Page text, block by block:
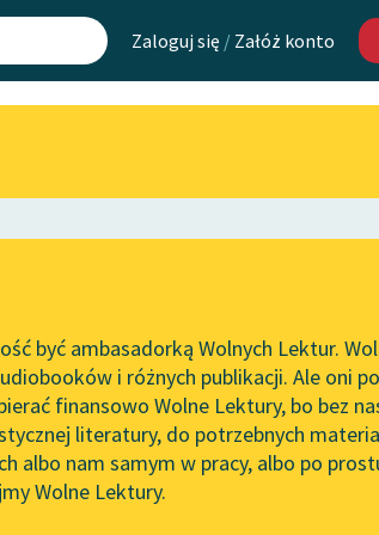
Zaloguj się / Załóż konto
Mapa Wolnych Lektur
Leśmianator
API
OAI-PMH
Widget Wolnych Lektur
Kontakt
O
Zasady
Wolnych
Logotypy
Materiały
być ambasadorką Wolnych Lektur.
i różnych publikacji. Ale oni
finansowo Wolne Lektury, bo bez
literatury, do potrzebnych
albo nam samym w pracy, albo po
Wolne Lektury.